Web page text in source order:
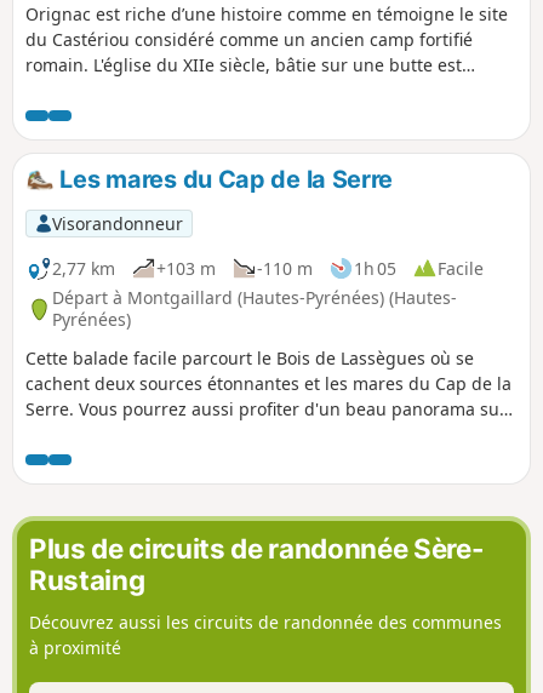
Orignac est riche d’une histoire comme en témoigne le site
du Castériou considéré comme un ancien camp fortifié
romain. L'église du XIIe siècle, bâtie sur une butte est
l’existence d’un enclos défensif au Moyen Âge. Une mine de
lignite, au Sud du village, a été exploitée jusqu'en 1947. Des
fossiles d’animaux y ont été retrouvés. Des mammifères, les
plus anciens du tertiaire dont l’hipparion gracile, ancêtre
du cheval.
Les mares du Cap de la Serre
Visorandonneur
2,77 km
+103 m -110 m 1h 05
Facile
Départ à Montgaillard (Hautes-Pyrénées) (Hautes-
Pyrénées)
Cette balade facile parcourt le Bois de Lassègues où se
cachent deux sources étonnantes et les mares du Cap de la
Serre. Vous pourrez aussi profiter d'un beau panorama sur
Plus de circuits de randonnée Sère-
Rustaing
Découvrez aussi les circuits de randonnée des communes
à proximité